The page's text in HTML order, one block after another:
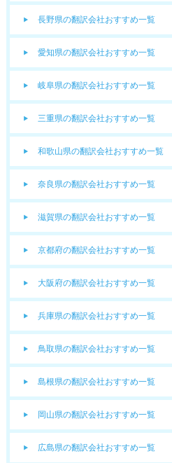
長野県の翻訳会社おすすめ一覧
愛知県の翻訳会社おすすめ一覧
岐阜県の翻訳会社おすすめ一覧
三重県の翻訳会社おすすめ一覧
和歌山県の翻訳会社おすすめ一覧
奈良県の翻訳会社おすすめ一覧
滋賀県の翻訳会社おすすめ一覧
京都府の翻訳会社おすすめ一覧
大阪府の翻訳会社おすすめ一覧
兵庫県の翻訳会社おすすめ一覧
鳥取県の翻訳会社おすすめ一覧
島根県の翻訳会社おすすめ一覧
岡山県の翻訳会社おすすめ一覧
広島県の翻訳会社おすすめ一覧